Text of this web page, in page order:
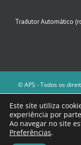
Tradutor Automático
© APS - Todos os
A Direção da APS
Os textos
Este site utiliza
experiência por
Ao navegar no site
Preferências.